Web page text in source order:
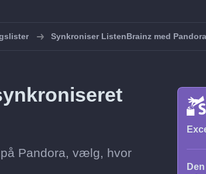
Synkroniser ListenBrainz med Pandora
Pandora, vælg, hvor